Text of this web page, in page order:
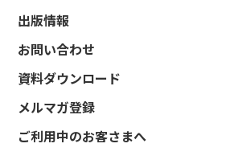
出版情報
お問い合わせ
資料ダウンロード
メルマガ登録
ご利用中のお客さまへ